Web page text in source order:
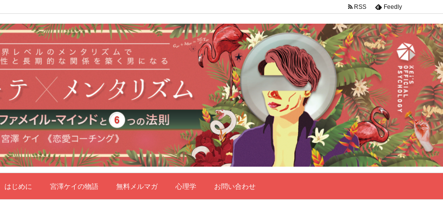
はじめに 宮澤ケイの物語 無料メルマガ 心理学 お問い合わせ
RSS Feedly